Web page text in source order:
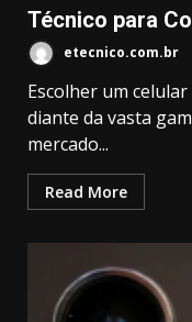
Técnico para
etecnico.com.br
Escolher um
diante da vasta
mercado...
Read More